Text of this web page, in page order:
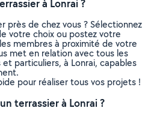
à Lonrai ?
près de chez vous ? Sélectionnez
votre choix ou postez votre
membres à proximité de votre
met en relation avec tous les
particuliers, à Lonrai, capables
pour réaliser tous vos projets !
terrassier à Lonrai ?